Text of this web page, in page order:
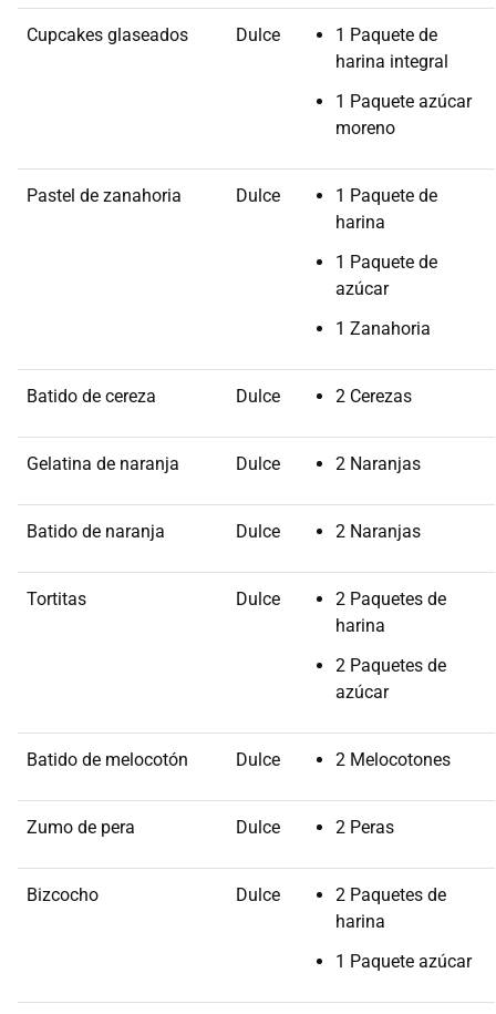
Cupcakes glaseados Dulce
1 Paquete de
harina integral
1 Paquete azúcar
moreno
Pastel de zanahoria Dulce
1 Paquete de
harina
1 Paquete de
azúcar
1 Zanahoria
Batido de cereza Dulce 2 Cerezas
Gelatina de naranja Dulce 2 Naranjas
Batido de naranja Dulce 2 Naranjas
Tortitas Dulce
2 Paquetes de
harina
2 Paquetes de
azúcar
Batido de melocotón Dulce 2 Melocotones
Zumo de pera Dulce 2 Peras
Bizcocho Dulce
2 Paquetes de
harina
1 Paquete azúcar